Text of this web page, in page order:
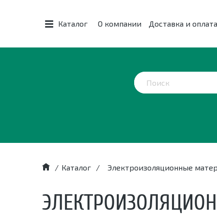
Каталог О компании Доставка и оплата
/ Каталог / Электроизоляционные